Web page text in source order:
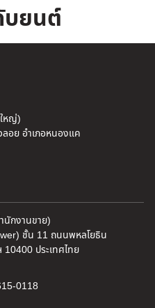
บยนต์
หญ่)
อย อำเภอหนองแค
นักงานขาย)
ชั้น 11 ถนนพหลโยธิน
ประเทศไทย
0118